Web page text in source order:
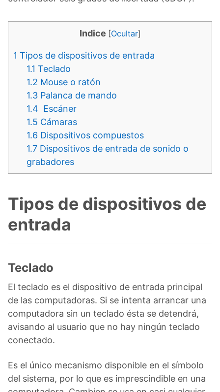
Indice [Ocultar]
1 Tipos de dispositivos de entrada
1.1 Teclado
1.2 Mouse o ratón
1.3 Palanca de mando
1.4 Escáner
1.5 Cámaras
1.6 Dispositivos compuestos
1.7 Dispositivos de entrada de sonido o
grabadores
Tipos de dispositivos de
entrada
Teclado
El teclado es el dispositivo de entrada principal
de las computadoras. Si se intenta arrancar una
computadora sin un teclado ésta se detendrá,
avisando al usuario que no hay ningún teclado
conectado.
Es el único mecanismo disponible en el símbolo
del sistema, por lo que es imprescindible en una